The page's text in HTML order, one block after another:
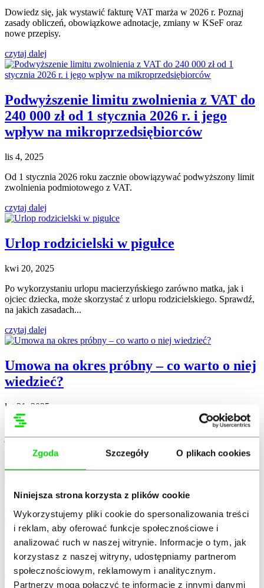
Zgoda Szczegóły O plikach cookies
Niniejsza strona korzysta z plików cookie
Wykorzystujemy pliki cookie do spersonalizowania treści
i reklam, aby oferować funkcje społecznościowe i
analizować ruch w naszej witrynie. Informacje o tym, jak
korzystasz z naszej witryny, udostępniamy partnerom
społecznościowym, reklamowym i analitycznym.
Partnerzy mogą połączyć te informacje z innymi danymi
Dowiedz się, jak wystawić fakturę VAT marża w 2026 r. Poznaj
zasady obliczeń, obowiązkowe adnotacje, zmiany w KSeF oraz
nowe przepisy.
czytaj dalej
Podwyższenie limitu zwolnienia z VAT do
240 000 zł od 1 stycznia 2026 r. i jego
wpływ na mikroprzedsiębiorców
lis 4, 2025
Od 1 stycznia 2026 roku zacznie obowiązywać podwyższony limit
zwolnienia podmiotowego z VAT.
czytaj dalej
Urlop rodzicielski w pigułce
kwi 20, 2025
Po wykorzystaniu urlopu macierzyńskiego zarówno matka, jak i
ojciec dziecka, może skorzystać z urlopu rodzicielskiego. Sprawdź,
na jakich zasadach...
czytaj dalej
Umowa na okres próbny – co warto o niej
wiedzieć?
lut 21, 2025
Umowa na okres próbny pomaga określić zarówno przełożonemu,
jak i zatrudnionemu, czy chce on kontynuować współpracę. Tę
formę zatrudnienia oferuje...
czytaj dalej
Koszt całkowity zatrudnienia pracownika
w 2025 roku
sty 13, 2025
Zatrudnienie pracownika wiąże się z koniecznością ponoszenia
dodatkowych kosztów – nie tylko samego wynagrodzenia. Co
składa się na koszt całkowity...